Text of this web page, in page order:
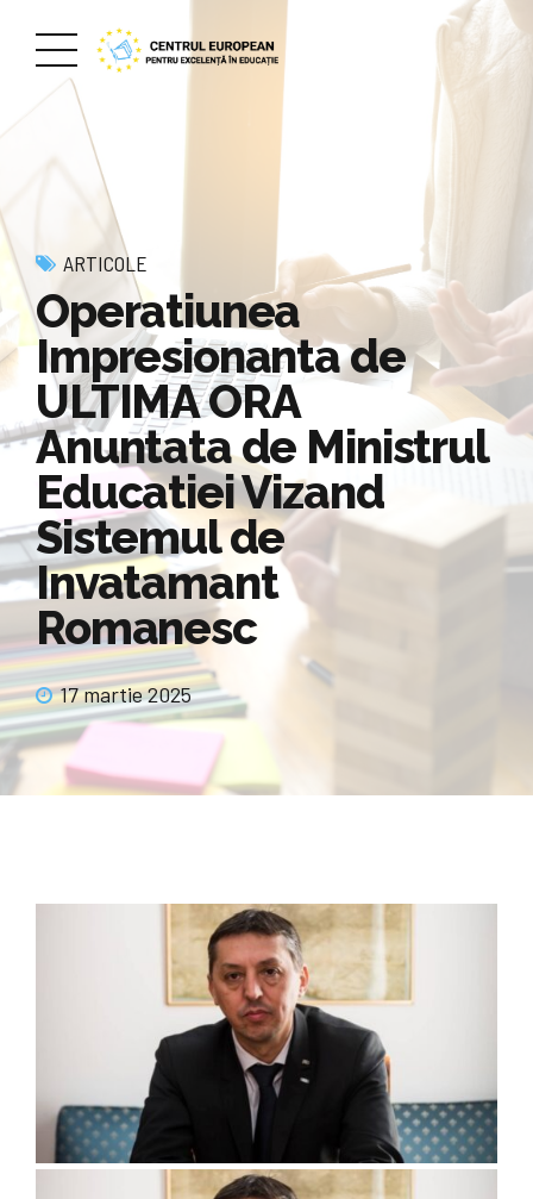
ARTICOLE
Operatiunea
Impresionanta de
ULTIMA ORA
Anuntata de Ministrul
Educatiei Vizand
Sistemul de
Invatamant
Romanesc
17 martie 2025